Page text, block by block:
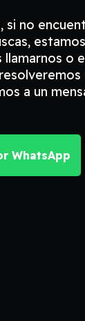
no
llamarnos o
a un
WhatsApp